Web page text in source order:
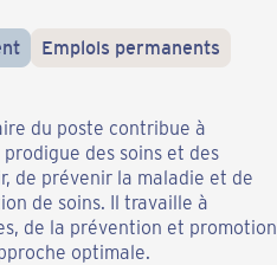
Emplois permanents
du poste contribue à
des soins et des
de prévenir la maladie et de
de soins. Il travaille à
de la prévention et promotion
optimale.